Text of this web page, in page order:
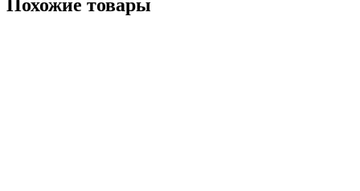
Похожие товары